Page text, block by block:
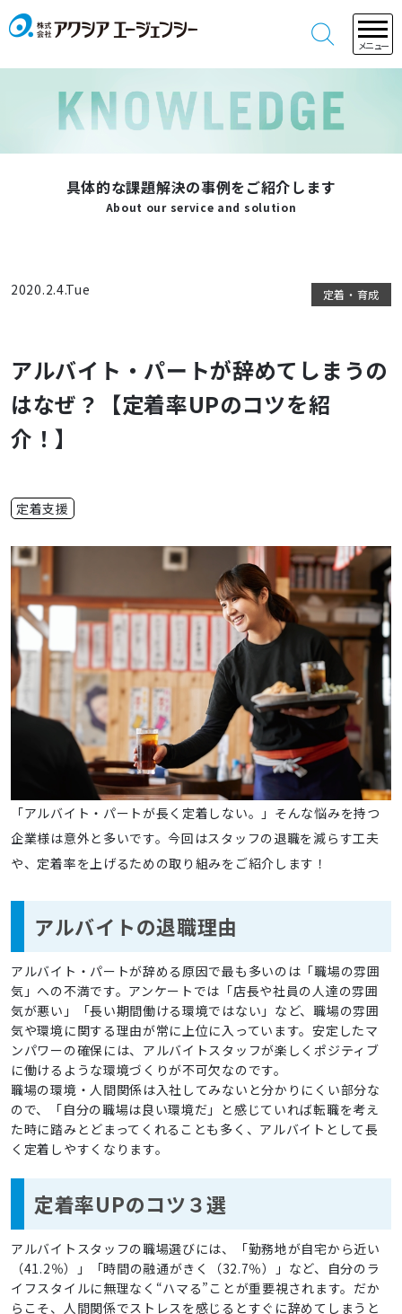
メニュー
具体的な課題解決の事例をご紹介します
About our service and solution
2020.2.4.Tue 定着・育成
アルバイト・パートが辞めてしまうの
はなぜ？【定着率UPのコツを紹
介！】
定着支援
「アルバイト・パートが長く定着しない。」そんな悩みを持つ
企業様は意外と多いです。今回はスタッフの退職を減らす工夫
や、定着率を上げるための取り組みをご紹介します！
アルバイトの退職理由
アルバイト・パートが辞める原因で最も多いのは「職場の雰囲
気」への不満です。アンケートでは「店長や社員の人達の雰囲
気が悪い」「長い期間働ける環境ではない」など、職場の雰囲
気や環境に関する理由が常に上位に入っています。安定したマ
ンパワーの確保には、アルバイトスタッフが楽しくポジティブ
に働けるような環境づくりが不可欠なのです。
職場の環境・人間関係は入社してみないと分かりにくい部分な
ので、「自分の職場は良い環境だ」と感じていれば転職を考え
た時に踏みとどまってくれることも多く、アルバイトとして長
く定着しやすくなります。
定着率UPのコツ３選
アルバイトスタッフの職場選びには、「勤務地が自宅から近い
（41.2％）」「時間の融通がきく（32.7％）」など、自分のラ
イフスタイルに無理なく“ハマる”ことが重要視されます。だか
らこそ、人間関係でストレスを感じるとすぐに辞めてしまうと